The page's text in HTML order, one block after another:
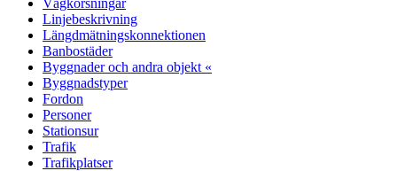
Vägkorsningar
Linjebeskrivning
Längdmätningskonnektionen
Banbostäder
Byggnader och andra objekt «
Byggnadstyper
Fordon
Personer
Stationsur
Trafik
Trafikplatser